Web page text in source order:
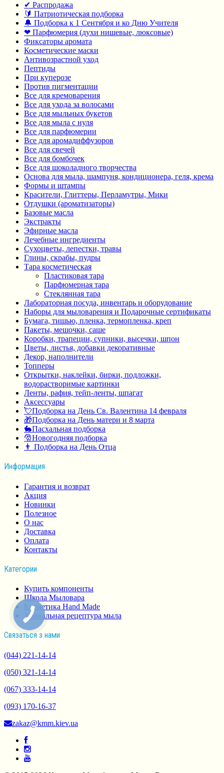
✔ Распродажа
🔰 Патриотическая подборка
🔔 Подборка к 1 Сентября и ко Дню Учителя
❤ Парфюмерия (духи нишевые, люксовые)
Фиксаторы аромата
Косметические маски
Антивозрастной уход
Пептиды
При куперозе
Против пигментации
Все для кремоварения
Все для ухода за волосами
Все для мыльных букетов
Все для мыла с нуля
Все для парфюмерии
Все для аромадиффузоров
Все для свечей
Все для бомбочек
Все для шоколадного творчества
Основа для мыла, шампуня, кондиционера, геля, крема
Формы и штампы
Красители, Глиттеры, Перламутры, Мики
Отдушки (ароматизаторы)
Базовые масла
Экстракты
Эфирные масла
Лечебные ингредиенты
Сухоцветы, лепестки, травы
Глины, скрабы, пудры
Тара косметическая
Пластиковая тара
Парфюмерная тара
Стеклянная тара
Лабораторная посуда, инвентарь и оборудование
Наборы для мыловарения и Подарочные сертификаты
Бумага, тишью, пленка, термопленка, креп
Пакеты, мешочки, саше
Коробки, трапеции, супники, высечки, шпон
Цветы, листья, добавки декоративные
Декор, наполнители
Топперы
Открытки, наклейки, бирки, подложки,
водорастворимые картинки
Ленты, рафия, тейп-ленты, шпагат
Аксессуары
💘Подборка на День Св. Валентина 14 февраля
🎁Подборка на День матери и 8 марта
🐇Пасхальная подборка
🎅Новогодняя подборка
👨 Подборка на День Отца
Информация
Гарантия и возврат
Акция
Новинки
Полезное
О нас
Доставка
Оплата
Контакты
Категории
Купить компоненты
Школа Мыловара
Косметика Hand Made
Уникальная рецептура мыла
Связаться з нами
(044) 221-14-14
(050) 321-14-14
(067) 333-14-14
(093) 170-16-37
zakaz@kmm.kiev.ua